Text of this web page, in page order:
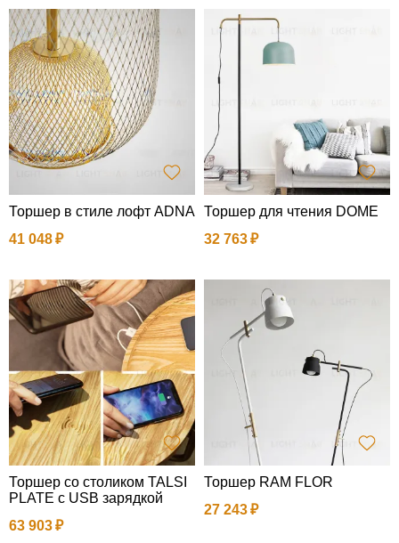
Торшер в стиле лофт ADNA
41 048
Торшер для чтения DOME
32 763
Торшер со столиком TALSI
PLATE с USB зарядкой
63 903
Торшер RAM FLOR
27 243